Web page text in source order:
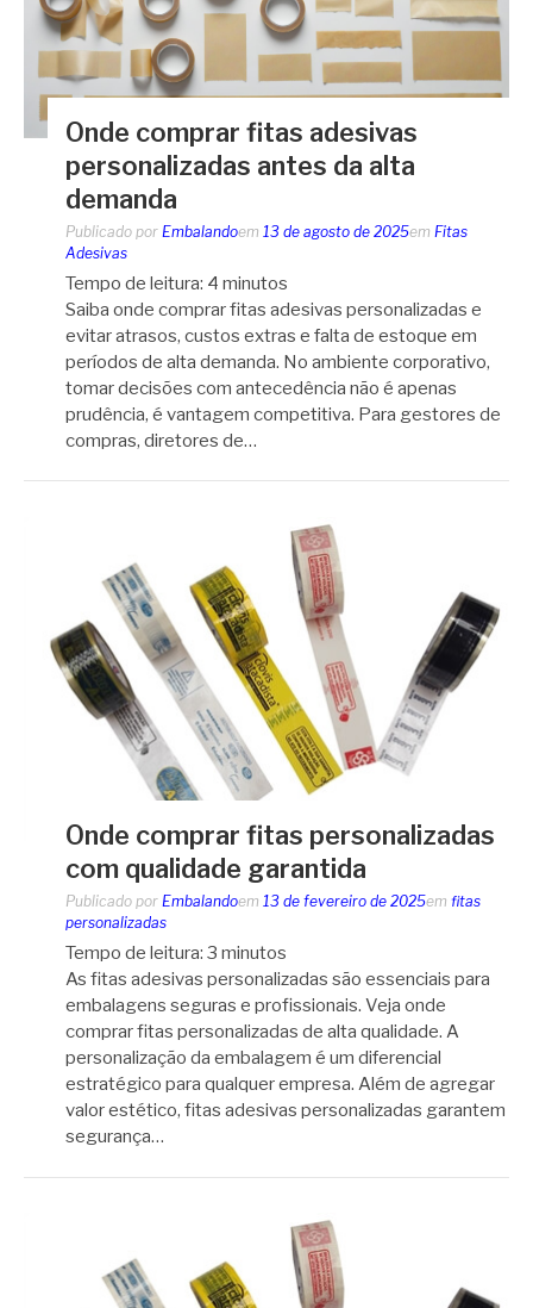
Onde comprar fitas adesivas
personalizadas antes da alta
demanda
Publicado por Embalandoem 13 de agosto de 2025em Fitas
Adesivas
Tempo de leitura: 4 minutos
Saiba onde comprar fitas adesivas personalizadas e
evitar atrasos, custos extras e falta de estoque em
períodos de alta demanda. No ambiente corporativo,
tomar decisões com antecedência não é apenas
prudência, é vantagem competitiva. Para gestores de
compras, diretores de…
Onde comprar fitas personalizadas
com qualidade garantida
Publicado por Embalandoem 13 de fevereiro de 2025em fitas
personalizadas
Tempo de leitura: 3 minutos
As fitas adesivas personalizadas são essenciais para
embalagens seguras e profissionais. Veja onde
comprar fitas personalizadas de alta qualidade. A
personalização da embalagem é um diferencial
estratégico para qualquer empresa. Além de agregar
valor estético, fitas adesivas personalizadas garantem
segurança…